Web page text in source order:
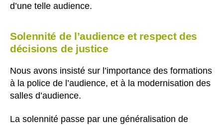
d’une telle audience.
Solennité de l’audience et respect des
décisions de justice
Nous avons insisté sur l’importance des formations
à la police de l’audience, et à la modernisation des
salles d’audience.
La solennité passe par une généralisation de